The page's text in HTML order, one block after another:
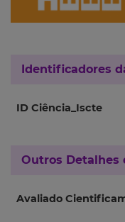
Identificadores
ID Ciência_Iscte
Outros Detalhes
Avaliado